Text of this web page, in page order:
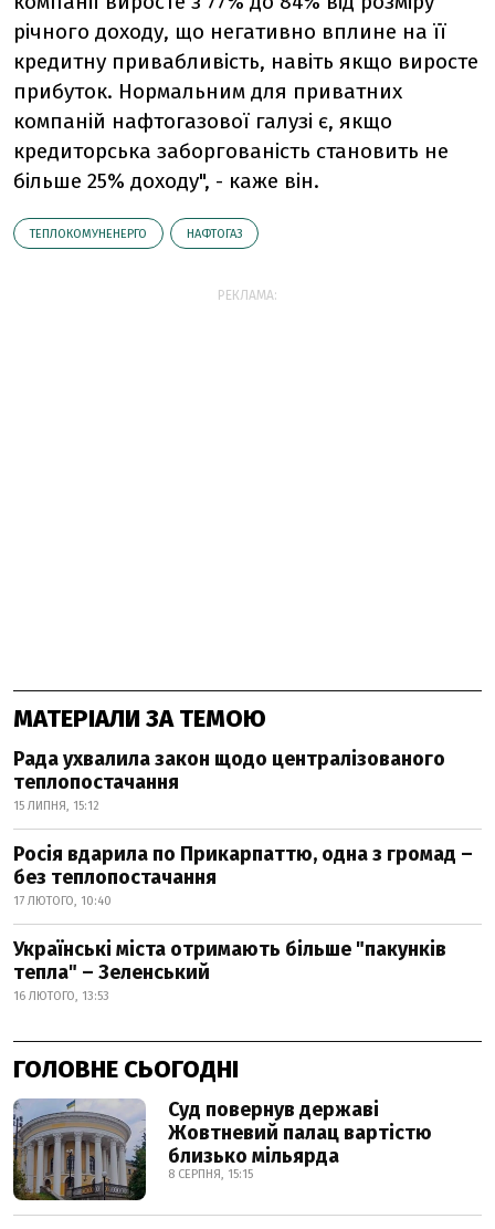
річного доходу, що негативно вплине на її
кредитну привабливість, навіть якщо виросте
прибуток. Нормальним для приватних
компаній нафтогазової галузі є, якщо
кредиторська заборгованість становить не
більше 25% доходу", - каже він.
ТЕПЛОКОМУНЕНЕРГО НАФТОГАЗ
РЕКЛАМА:
МАТЕРІАЛИ ЗА ТЕМОЮ
Рада ухвалила закон щодо централізованого
теплопостачання
15 ЛИПНЯ, 15:12
Росія вдарила по Прикарпаттю, одна з громад –
без теплопостачання
17 ЛЮТОГО, 10:40
Українські міста отримають більше "пакунків
тепла" – Зеленський
16 ЛЮТОГО, 13:53
ГОЛОВНЕ СЬОГОДНІ
Суд повернув державі
Жовтневий палац вартістю
близько мільярда
8 СЕРПНЯ, 15:15